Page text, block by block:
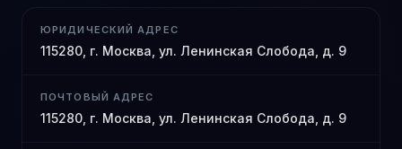
ЮРИДИЧЕСКИЙ АДРЕС
115280, г. Москва, ул. Ленинская Слобода, д. 9
ПОЧТОВЫЙ АДРЕС
115280, г. Москва, ул. Ленинская Слобода, д. 9